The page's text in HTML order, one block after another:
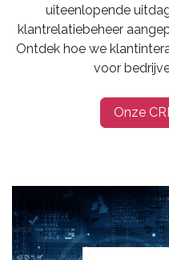
uiteenlopende
klantrelatiebeheer
Ontdek hoe we
voor
Onze